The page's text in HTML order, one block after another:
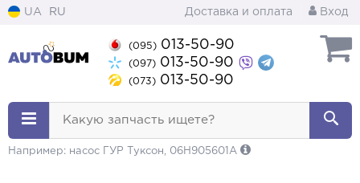
UA RU Доставка и оплата Вход
(095) 013-50-90
(097) 013-50-90
(073) 013-50-90
Какую запчасть ищете?
Например: насос ГУР Туксон, 06H905601A